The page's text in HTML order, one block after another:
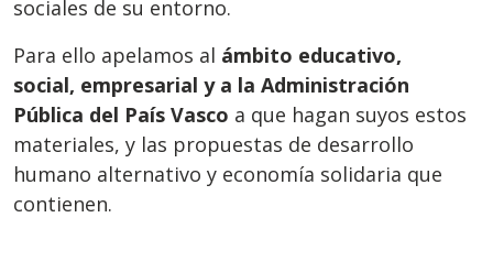
sociales de su entorno.
Para ello apelamos al ámbito educativo,
social, empresarial y a la Administración
Pública del País Vasco a que hagan suyos estos
materiales, y las propuestas de desarrollo
humano alternativo y economía solidaria que
contienen.